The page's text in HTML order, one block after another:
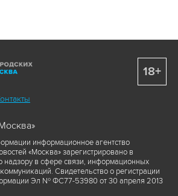
информационное агентство
«Москва» зарегистрировано в
в сфере связи, информационных
Свидетельство о регистрации
Эл № ФС77-53980 от 30 апреля 2013
18+